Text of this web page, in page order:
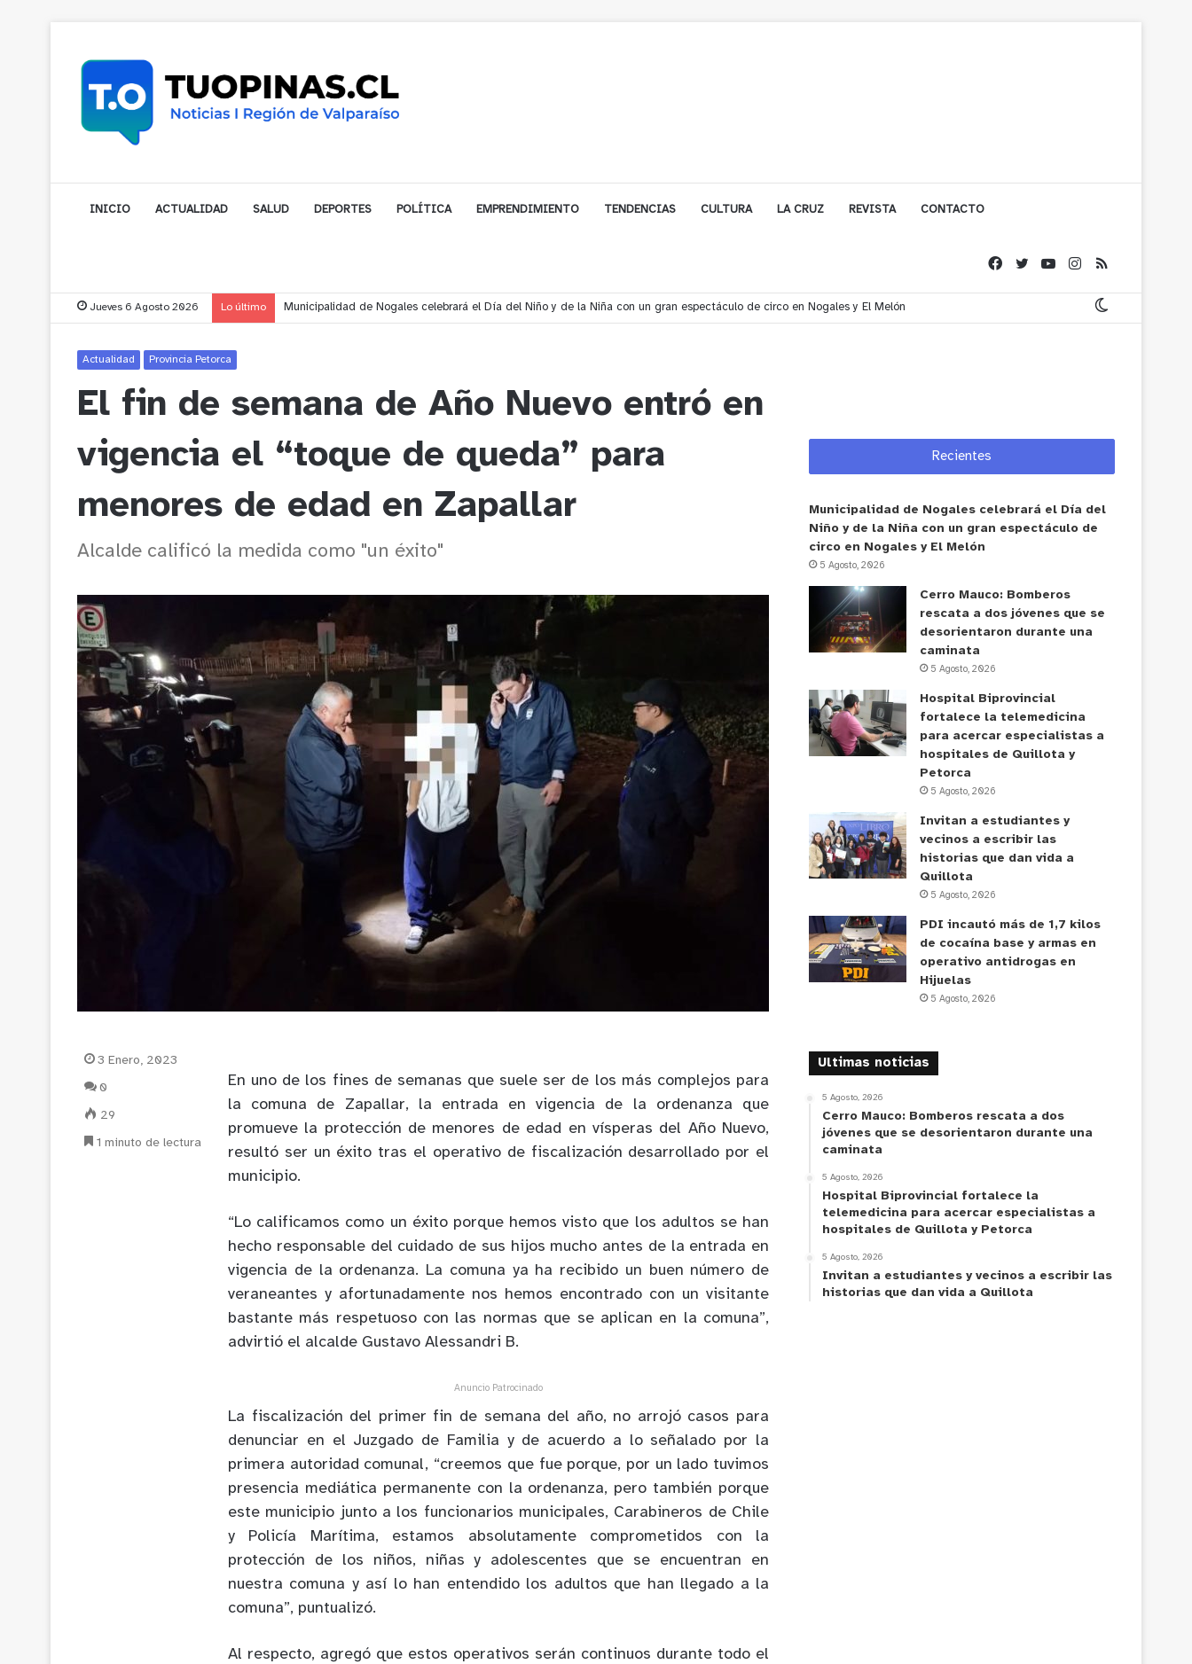
INICIO ACTUALIDAD SALUD DEPORTES POLÍTICA EMPRENDIMIENTO TENDENCIAS CULTURA LA CRUZ REVISTA CONTACTO
Jueves 6 Agosto 2026 Lo último Cerro Mauco: Bomberos rescata a dos jóvenes que se desorientaron durante una caminata
Actualidad Provincia Petorca
El fin de semana de Año Nuevo entró en
vigencia el “toque de queda” para
menores de edad en Zapallar
Alcalde calificó la medida como "un éxito"
En uno de los fines de semanas que suele ser de los más complejos para
la comuna de Zapallar, la entrada en vigencia de la ordenanza que
promueve la protección de menores de edad en vísperas del Año Nuevo,
resultó ser un éxito tras el operativo de fiscalización desarrollado por el
municipio.
“Lo calificamos como un éxito porque hemos visto que los adultos se han
hecho responsable del cuidado de sus hijos mucho antes de la entrada en
vigencia de la ordenanza. La comuna ya ha recibido un buen número de
veraneantes y afortunadamente nos hemos encontrado con un visitante
bastante más respetuoso con las normas que se aplican en la comuna”,
advirtió el alcalde Gustavo Alessandri B.
Anuncio Patrocinado
La fiscalización del primer fin de semana del año, no arrojó casos para
denunciar en el Juzgado de Familia y de acuerdo a lo señalado por la
primera autoridad comunal, “creemos que fue porque, por un lado tuvimos
presencia mediática permanente con la ordenanza, pero también porque
este municipio junto a los funcionarios municipales, Carabineros de Chile
y Policía Marítima, estamos absolutamente comprometidos con la
protección de los niños, niñas y adolescentes que se encuentran en
nuestra comuna y así lo han entendido los adultos que han llegado a la
comuna”, puntualizó.
Al respecto, agregó que estos operativos serán continuos durante todo el
3 Enero, 2023
0
29
1 minuto de lectura
Recientes
Municipalidad de Nogales celebrará el Día del
Niño y de la Niña con un gran espectáculo de
circo en Nogales y El Melón
5 Agosto, 2026
Cerro Mauco: Bomberos
rescata a dos jóvenes que se
desorientaron durante una
caminata
5 Agosto, 2026
Hospital Biprovincial
fortalece la telemedicina
para acercar especialistas a
hospitales de Quillota y
Petorca
5 Agosto, 2026
Invitan a estudiantes y
vecinos a escribir las
historias que dan vida a
Quillota
5 Agosto, 2026
PDI incautó más de 1,7 kilos
de cocaína base y armas en
operativo antidrogas en
Hijuelas
5 Agosto, 2026
Ultimas noticias
5 Agosto, 2026
Cerro Mauco: Bomberos rescata a dos
jóvenes que se desorientaron durante una
caminata
5 Agosto, 2026
Hospital Biprovincial fortalece la
telemedicina para acercar especialistas a
hospitales de Quillota y Petorca
5 Agosto, 2026
Invitan a estudiantes y vecinos a escribir las
historias que dan vida a Quillota